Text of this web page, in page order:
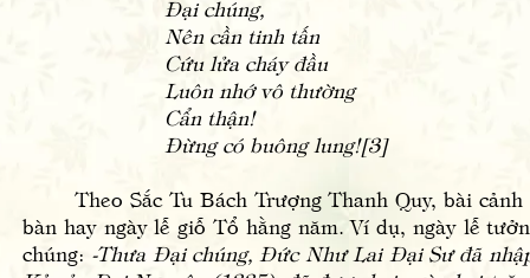
Đại chúng,
Nên cần tinh tấn
Cứu lửa cháy đầu
Luôn nhớ vô thường
Cẩn thận!
Đừng có buông lung![3]
Theo Sắc Tu Bách Trượng Thanh Quy, bài cảnh
bàn hay ngày lễ giỗ Tổ hằng năm. Ví dụ, ngày lễ
chúng: -Thưa Đại chúng, Đức Như Lai Đại Sư đã